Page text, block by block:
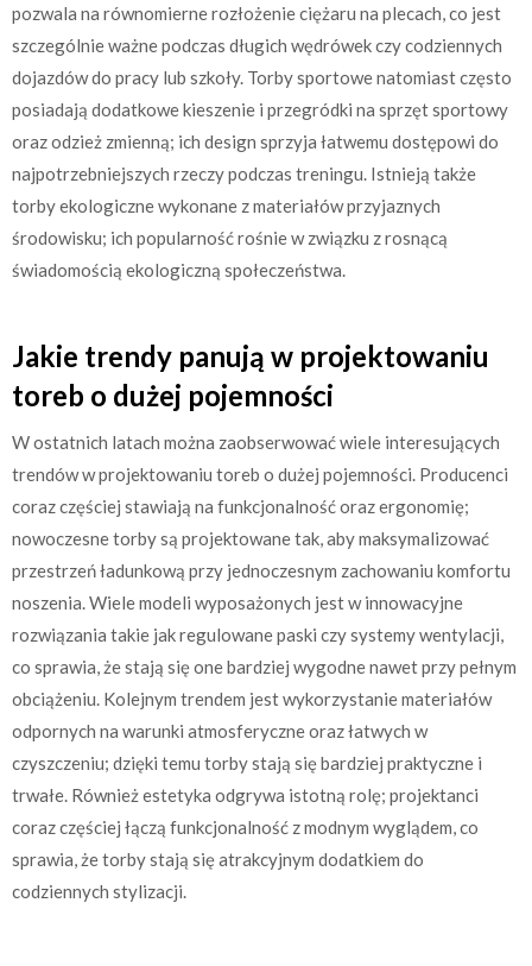
pozwala na równomierne rozłożenie ciężaru na plecach, co jest
szczególnie ważne podczas długich wędrówek czy codziennych
dojazdów do pracy lub szkoły. Torby sportowe natomiast często
posiadają dodatkowe kieszenie i przegródki na sprzęt sportowy
oraz odzież zmienną; ich design sprzyja łatwemu dostępowi do
najpotrzebniejszych rzeczy podczas treningu. Istnieją także
torby ekologiczne wykonane z materiałów przyjaznych
środowisku; ich popularność rośnie w związku z rosnącą
świadomością ekologiczną społeczeństwa.
Jakie trendy panują w projektowaniu
toreb o dużej pojemności
W ostatnich latach można zaobserwować wiele interesujących
trendów w projektowaniu toreb o dużej pojemności. Producenci
coraz częściej stawiają na funkcjonalność oraz ergonomię;
nowoczesne torby są projektowane tak, aby maksymalizować
przestrzeń ładunkową przy jednoczesnym zachowaniu komfortu
noszenia. Wiele modeli wyposażonych jest w innowacyjne
rozwiązania takie jak regulowane paski czy systemy wentylacji,
co sprawia, że stają się one bardziej wygodne nawet przy pełnym
obciążeniu. Kolejnym trendem jest wykorzystanie materiałów
odpornych na warunki atmosferyczne oraz łatwych w
czyszczeniu; dzięki temu torby stają się bardziej praktyczne i
trwałe. Również estetyka odgrywa istotną rolę; projektanci
coraz częściej łączą funkcjonalność z modnym wyglądem, co
sprawia, że torby stają się atrakcyjnym dodatkiem do
codziennych stylizacji.